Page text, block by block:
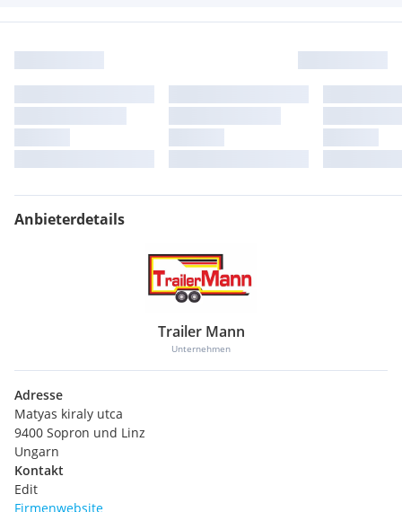
Anbieterdetails
Trailer Mann
Unternehmen
Adresse
Matyas kiraly utca
9400 Sopron und Linz
Ungarn
Kontakt
Edit
Firmenwebsite